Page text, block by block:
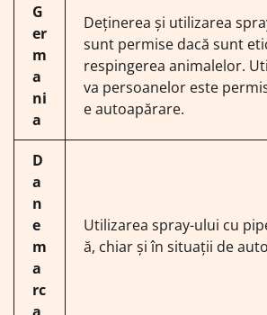
G
er
m
a
ni
a
Deținerea și utilizarea
sunt permise dacă sunt
respingerea animalelor.
va persoanelor este
e autoapărare.
D
a
n
e
m
a
rc
Utilizarea spray-ului cu
ă, chiar și în situații de